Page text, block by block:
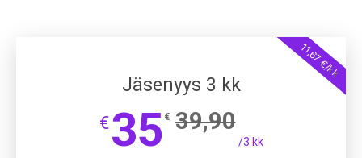
11,67 €/kk
Jäsenyys 3 kk
€35 € 39,90
/3 kk